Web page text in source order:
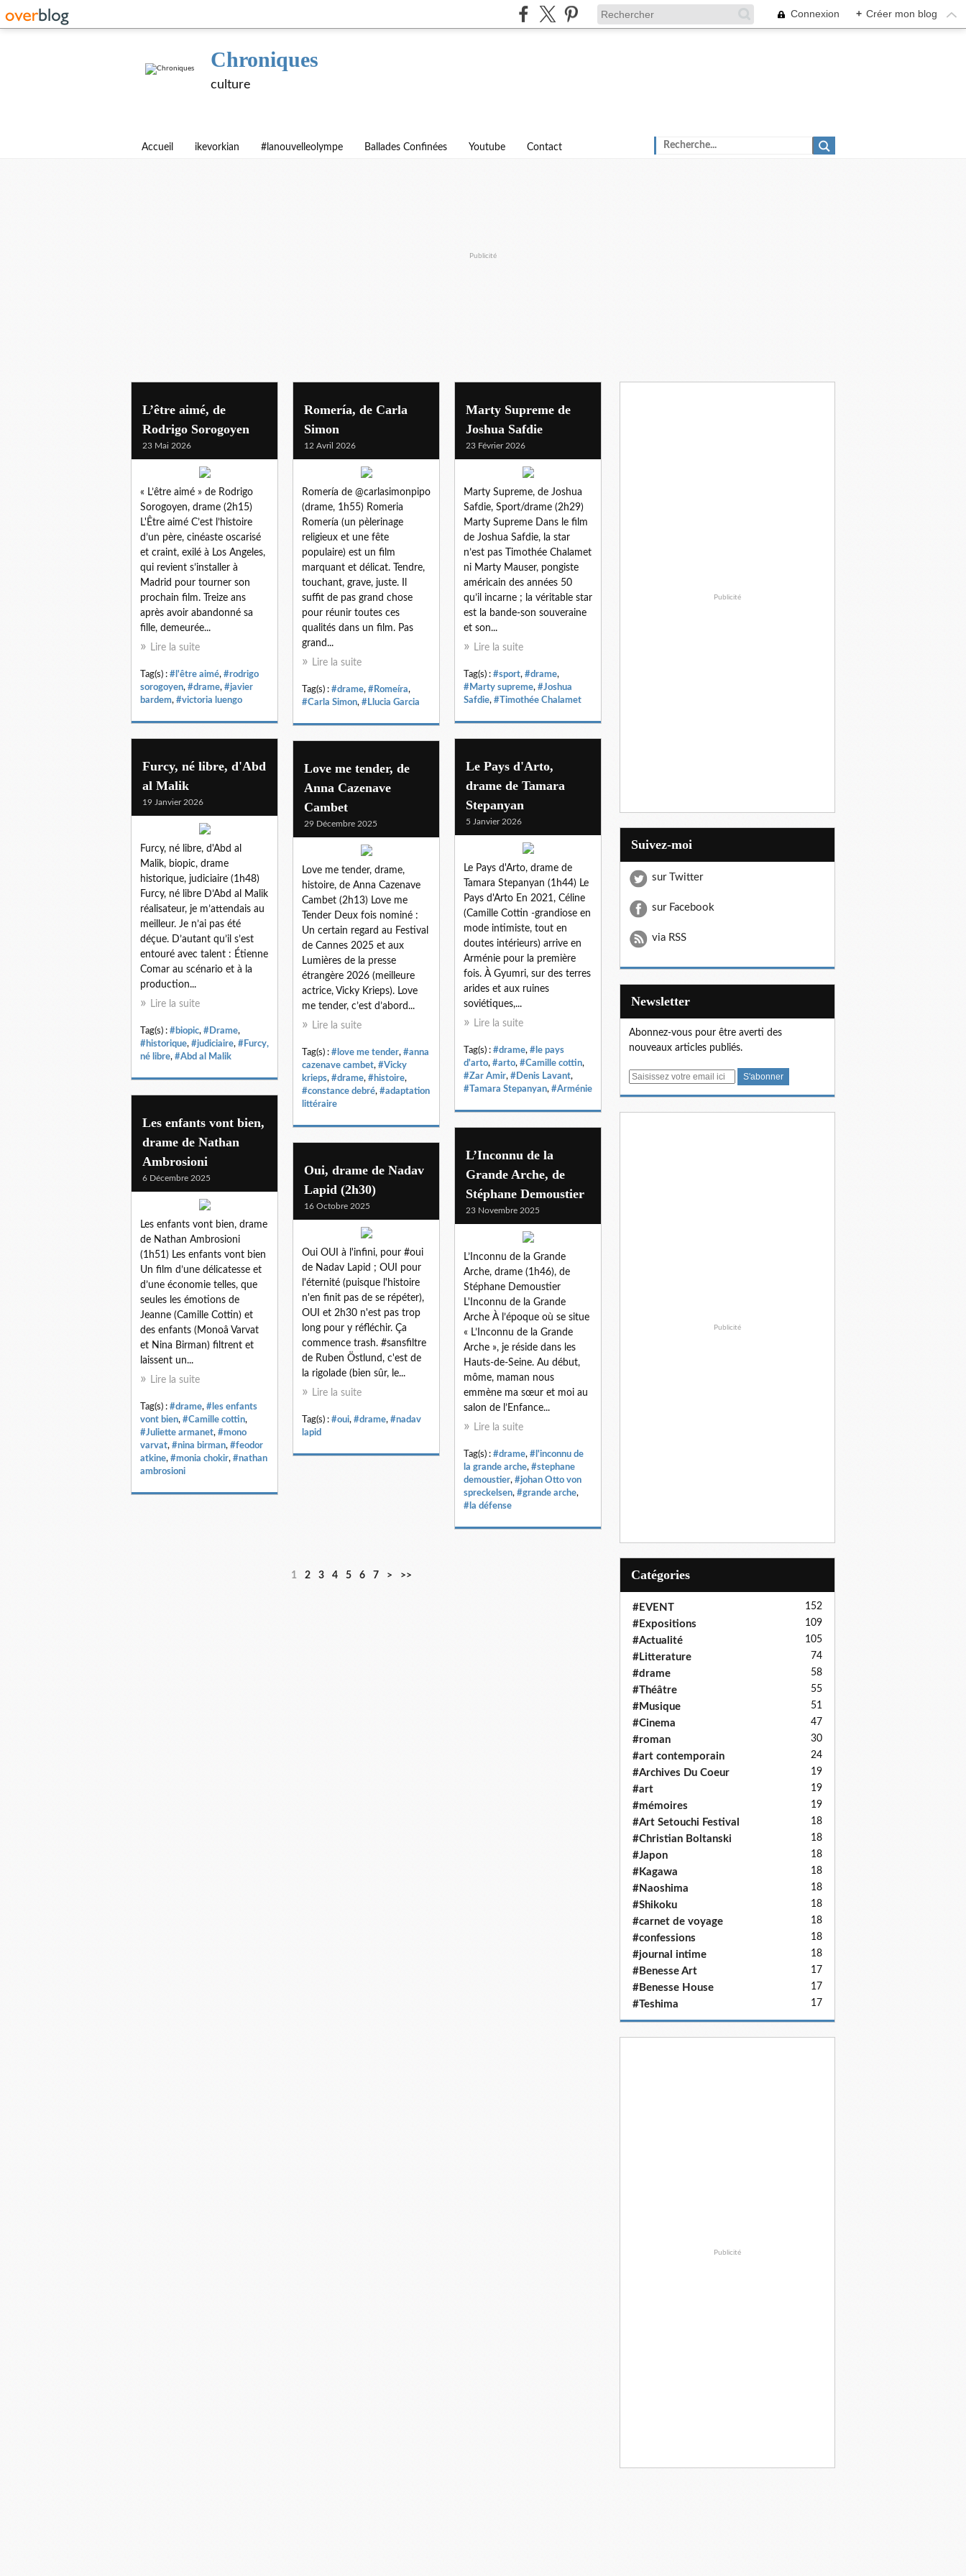
Connexion + Créer mon blog
Chroniques
culture
Accueil ikevorkian #lanouvelleolympe Ballades Confinées Youtube Contact
Publicité
drame
L’être aimé, de
Rodrigo Sorogoyen
23 Mai 2026
« L’être aimé » de Rodrigo
Sorogoyen, drame (2h15)
L'Être aimé C’est l’histoire
d’un père, cinéaste oscarisé
et craint, exilé à Los Angeles,
qui revient s’installer à
Madrid pour tourner son
prochain film. Treize ans
après avoir abandonné sa
fille, demeurée...
Lire la suite
Tag(s) : #l'être aimé, #rodrigo
sorogoyen, #drame, #javier
bardem, #victoria luengo
Romería, de Carla
Simon
12 Avril 2026
Romería de @carlasimonpipo
(drame, 1h55) Romeria
Romería (un pèlerinage
religieux et une fête
populaire) est un film
marquant et délicat. Tendre,
touchant, grave, juste. Il
suffit de pas grand chose
pour réunir toutes ces
qualités dans un film. Pas
grand...
Lire la suite
Tag(s) : #drame, #Romeíra,
#Carla Simon, #Llucia Garcia
Marty Supreme de
Joshua Safdie
23 Février 2026
Marty Supreme, de Joshua
Safdie, Sport/drame (2h29)
Marty Supreme Dans le film
de Joshua Safdie, la star
n’est pas Timothée Chalamet
ni Marty Mauser, pongiste
américain des années 50
qu’il incarne ; la véritable star
est la bande-son souveraine
et son...
Lire la suite
Tag(s) : #sport, #drame,
#Marty supreme, #Joshua
Safdie, #Timothée Chalamet
Furcy, né libre, d'Abd
al Malik
19 Janvier 2026
Furcy, né libre, d'Abd al
Malik, biopic, drame
historique, judiciaire (1h48)
Furcy, né libre D’Abd al Malik
réalisateur, je m’attendais au
meilleur. Je n’ai pas été
déçue. D’autant qu’il s’est
entouré avec talent : Étienne
Comar au scénario et à la
production...
Lire la suite
Tag(s) : #biopic, #Drame,
#historique, #judiciaire, #Furcy,
né libre, #Abd al Malik
Le Pays d'Arto,
drame de Tamara
Stepanyan
5 Janvier 2026
Le Pays d'Arto, drame de
Tamara Stepanyan (1h44) Le
Pays d'Arto En 2021, Céline
(Camille Cottin -grandiose en
mode intimiste, tout en
doutes intérieurs) arrive en
Arménie pour la première
fois. À Gyumri, sur des terres
arides et aux ruines
soviétiques,...
Lire la suite
Tag(s) : #drame, #le pays
d'arto, #arto, #Camille cottin,
#Zar Amir, #Denis Lavant,
#Tamara Stepanyan, #Arménie
Love me tender, de
Anna Cazenave
Cambet
29 Décembre 2025
Love me tender, drame,
histoire, de Anna Cazenave
Cambet (2h13) Love me
Tender Deux fois nominé :
Un certain regard au Festival
de Cannes 2025 et aux
Lumières de la presse
étrangère 2026 (meilleure
actrice, Vicky Krieps). Love
me tender, c’est d’abord...
Lire la suite
Tag(s) : #love me tender, #anna
cazenave cambet, #Vicky
krieps, #drame, #histoire,
#constance debré, #adaptation
littéraire
Les enfants vont bien,
drame de Nathan
Ambrosioni
6 Décembre 2025
Les enfants vont bien, drame
de Nathan Ambrosioni
(1h51) Les enfants vont bien
Un film d’une délicatesse et
d’une économie telles, que
seules les émotions de
Jeanne (Camille Cottin) et
des enfants (Monoâ Varvat
et Nina Birman) filtrent et
laissent un...
Lire la suite
Tag(s) : #drame, #les enfants
vont bien, #Camille cottin,
#Juliette armanet, #mono
varvat, #nina birman, #feodor
atkine, #monia chokir, #nathan
ambrosioni
L’Inconnu de la
Grande Arche, de
Stéphane Demoustier
23 Novembre 2025
L’Inconnu de la Grande
Arche, drame (1h46), de
Stéphane Demoustier
L'Inconnu de la Grande
Arche À l’époque où se situe
« L’Inconnu de la Grande
Arche », je réside dans les
Hauts-de-Seine. Au début,
môme, maman nous
emmène ma sœur et moi au
salon de l’Enfance...
Lire la suite
Tag(s) : #drame, #l'inconnu de
la grande arche, #stephane
demoustier, #johan Otto von
spreckelsen, #grande arche,
#la défense
Oui, drame de Nadav
Lapid (2h30)
16 Octobre 2025
Oui OUI à l'infini, pour #oui
de Nadav Lapid ; OUI pour
l'éternité (puisque l'histoire
n'en finit pas de se répéter),
OUI et 2h30 n'est pas trop
long pour y réfléchir. Ça
commence trash. #sansfiltre
de Ruben Östlund, c'est de
la rigolade (bien sûr, le...
Lire la suite
Tag(s) : #oui, #drame, #nadav
lapid
1 2 3 4 5 6 7 > >>
Publicité
Suivez-moi
sur Twitter
sur Facebook
via RSS
Newsletter
Abonnez-vous pour être averti des
nouveaux articles publiés.
E
Publicité
Catégories
#EVENT 152
#Expositions 109
#Actualité 105
#Litterature 74
#drame 58
#Théâtre 55
#Musique 51
#Cinema 47
#roman 30
#art contemporain 24
#Archives Du Coeur 19
#art 19
#mémoires 19
#Art Setouchi Festival 18
#Christian Boltanski 18
#Japon 18
#Kagawa 18
#Naoshima 18
#Shikoku 18
#carnet de voyage 18
#confessions 18
#journal intime 18
#Benesse Art 17
#Benesse House 17
#Teshima 17
Publicité